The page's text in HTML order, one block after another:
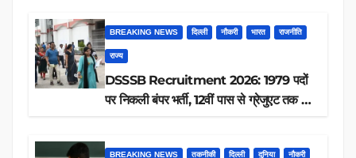
BREAKING NEWS दिल्ली नौकरी भारत राजनीति
राज्य
DSSSB Recruitment 2026: 1979 पदों
पर निकली बंपर भर्ती, 12वीं पास से ग्रेजुएट तक करें
BREAKING NEWS तकनीकी दिल्ली दुनिया नौकरी